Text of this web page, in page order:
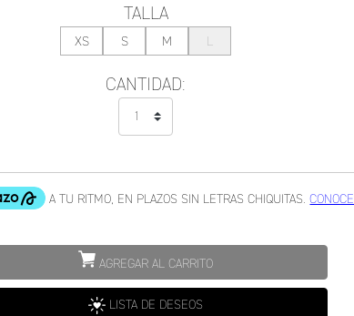
TALLA
XS S M L
CANTIDAD:
AGREGAR AL CARRITO
LISTA DE DESEOS